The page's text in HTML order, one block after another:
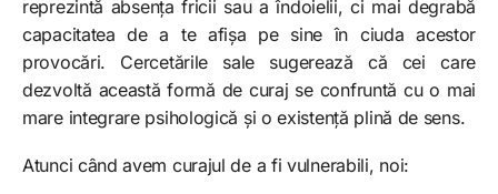
reprezintă absența fricii sau a îndoielii, ci mai degrabă
capacitatea de a te afișa pe sine în ciuda acestor
provocări. Cercetările sale sugerează că cei care
dezvoltă această formă de curaj se confruntă cu o mai
mare integrare psihologică și o existență plină de sens.
Atunci când avem curajul de a fi vulnerabili, noi: